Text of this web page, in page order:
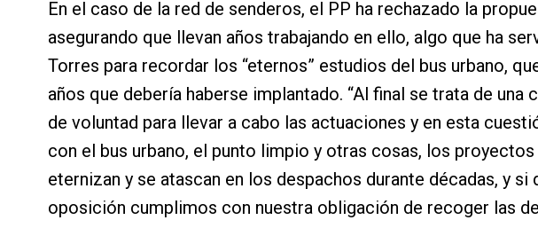
En el caso de la red de senderos, el PP ha rechazado la
asegurando que llevan años trabajando en ello, algo que ha
Torres para recordar los “eternos” estudios del bus urbano,
años que debería haberse implantado. “Al final se trata de una
de voluntad para llevar a cabo las actuaciones y en esta
con el bus urbano, el punto limpio y otras cosas, los proyectos
eternizan y se atascan en los despachos durante décadas, y si
oposición cumplimos con nuestra obligación de recoger las